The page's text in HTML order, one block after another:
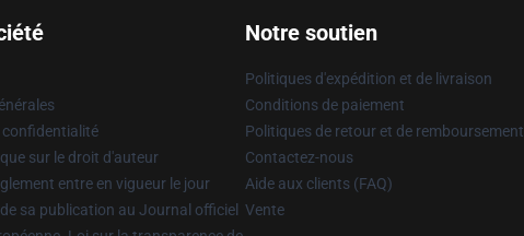
confidentialité
sur le droit d'auteur
entre en vigueur le jour
sa publication au Journal officiel
Notre soutien
Politiques d'expédition et de livraison
Conditions de paiement
Politiques de retour et de remboursement
Contactez-nous
Aide aux clients (FAQ)
Vente